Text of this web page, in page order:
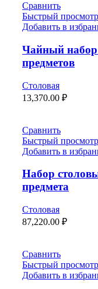
Сравнить
Быстрый просмотр
Добавить в
Чайный набор
предметов
Столовая
13,370.00 ₽
Сравнить
Быстрый просмотр
Добавить в
Набор
предмета
Столовая
87,220.00 ₽
Сравнить
Быстрый просмотр
Добавить в